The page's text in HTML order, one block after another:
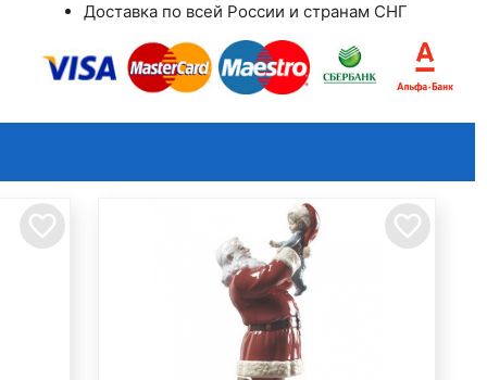
Доставка по всей России и странам СНГ
favorite_border favorite_border